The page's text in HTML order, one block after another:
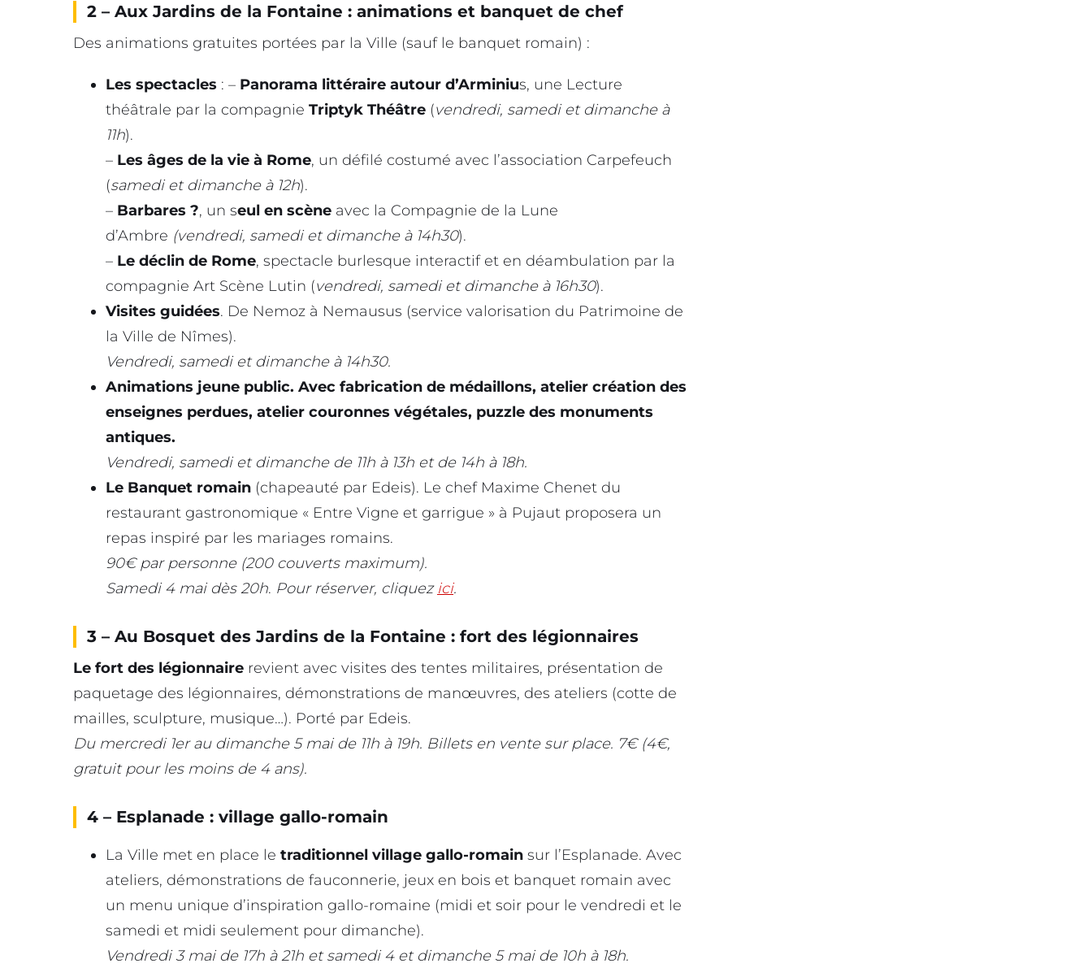
2 – Aux Jardins de la Fontaine : animations et banquet de chef
Des animations gratuites portées par la Ville (sauf le banquet romain) :
Les spectacles : – Panorama littéraire autour d’Arminius, une Lecture
théâtrale par la compagnie Triptyk Théâtre (vendredi, samedi et dimanche à
11h).
– Les âges de la vie à Rome, un défilé costumé avec l’association Carpefeuch
(samedi et dimanche à 12h).
– Barbares ?, un seul en scène avec la Compagnie de la Lune
d’Ambre (vendredi, samedi et dimanche à 14h30).
– Le déclin de Rome, spectacle burlesque interactif et en déambulation par la
compagnie Art Scène Lutin (vendredi, samedi et dimanche à 16h30).
Visites guidées. De Nemoz à Nemausus (service valorisation du Patrimoine de
la Ville de Nîmes).
Vendredi, samedi et dimanche à 14h30.
Animations jeune public. Avec fabrication de médaillons, atelier création des
enseignes perdues, atelier couronnes végétales, puzzle des monuments
antiques.
Vendredi, samedi et dimanche de 11h à 13h et de 14h à 18h.
Le Banquet romain (chapeauté par Edeis). Le chef Maxime Chenet du
restaurant gastronomique « Entre Vigne et garrigue » à Pujaut proposera un
repas inspiré par les mariages romains.
90€ par personne (200 couverts maximum).
Samedi 4 mai dès 20h. Pour réserver, cliquez ici.
3 – Au Bosquet des Jardins de la Fontaine : fort des légionnaires
Le fort des légionnaire revient avec visites des tentes militaires, présentation de
paquetage des légionnaires, démonstrations de manœuvres, des ateliers (cotte de
mailles, sculpture, musique…). Porté par Edeis.
Du mercredi 1er au dimanche 5 mai de 11h à 19h. Billets en vente sur place. 7€ (4€,
gratuit pour les moins de 4 ans).
4 – Esplanade : village gallo-romain
La Ville met en place le traditionnel village gallo-romain sur l’Esplanade. Avec
ateliers, démonstrations de fauconnerie, jeux en bois et banquet romain avec
un menu unique d’inspiration gallo-romaine (midi et soir pour le vendredi et le
samedi et midi seulement pour dimanche).
Vendredi 3 mai de 17h à 21h et samedi 4 et dimanche 5 mai de 10h à 18h.